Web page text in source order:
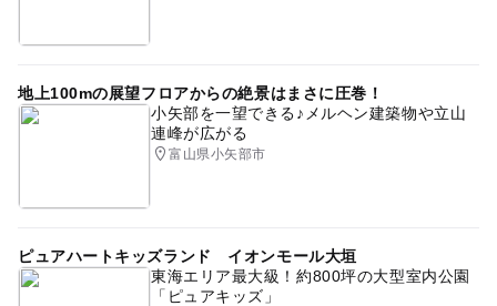
地上100mの展望フロアからの絶景はまさに圧巻！
小矢部を一望できる♪メルヘン建築物や立山
連峰が広がる
富山県小矢部市
ピュアハートキッズランド イオンモール大垣
東海エリア最大級！約800坪の大型室内公園
「ピュアキッズ」